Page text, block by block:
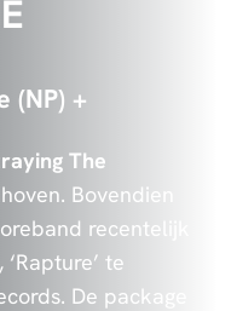
(NP) +
The
Bovendien
recentelijk
te
De package